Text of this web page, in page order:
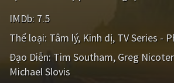
Tổng hợp
CẬP NHẬT
PHIM MỚI
IMDb: 7.5
Thể loại: Tâm lý Kinh dị TV Series -
Đạo Diễn: Tim Southam Greg
Michael Slovis